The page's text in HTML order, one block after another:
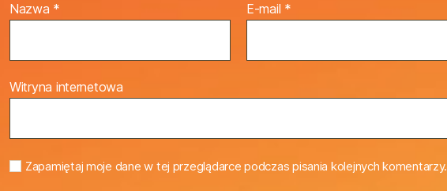
Nazwa * E-mail *
Witryna internetowa
Zapamiętaj moje dane w tej przeglądarce podczas pisania kolejnych komentarzy.